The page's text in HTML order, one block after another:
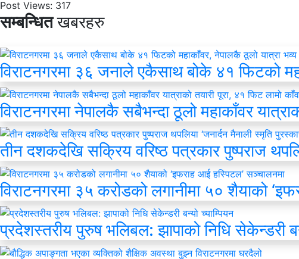
Post Views: 317
सम्बन्धितखबरहरु
विराटनगरमा ३६ जनाले एकैसाथ बोके ४१ फिटको
विराटनगरमा नेपालकै सबैभन्दा ठूलो महाकाँवर
तीन दशकदेखि सक्रिय वरिष्ठ पत्रकार पुष्पराज
विराटनगरमा ३५ करोडको लगानीमा ५० शैयाको
प्रदेशस्तरीय पुरुष भलिबल: झापाको निधि सेकेन्डरी